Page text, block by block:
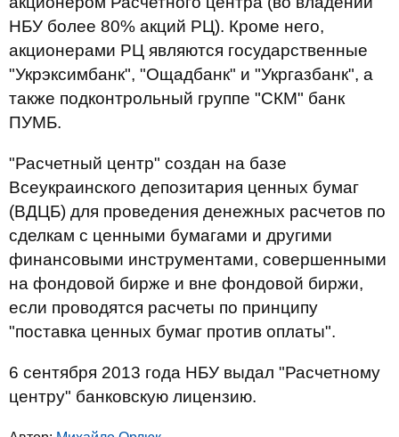
НБУ более 80% акций РЦ). Кроме него,
акционерами РЦ являются государственные
"Укрэксимбанк", "Ощадбанк" и "Укргазбанк", а
также подконтрольный группе "СКМ" банк
ПУМБ.
"Расчетный центр" создан на базе
Всеукраинского депозитария ценных бумаг
(ВДЦБ) для проведения денежных расчетов по
сделкам с ценными бумагами и другими
финансовыми инструментами, совершенными
на фондовой бирже и вне фондовой биржи,
если проводятся расчеты по принципу
"поставка ценных бумаг против оплаты".
6 сентября 2013 года НБУ выдал "Расчетному
центру" банковскую лицензию.